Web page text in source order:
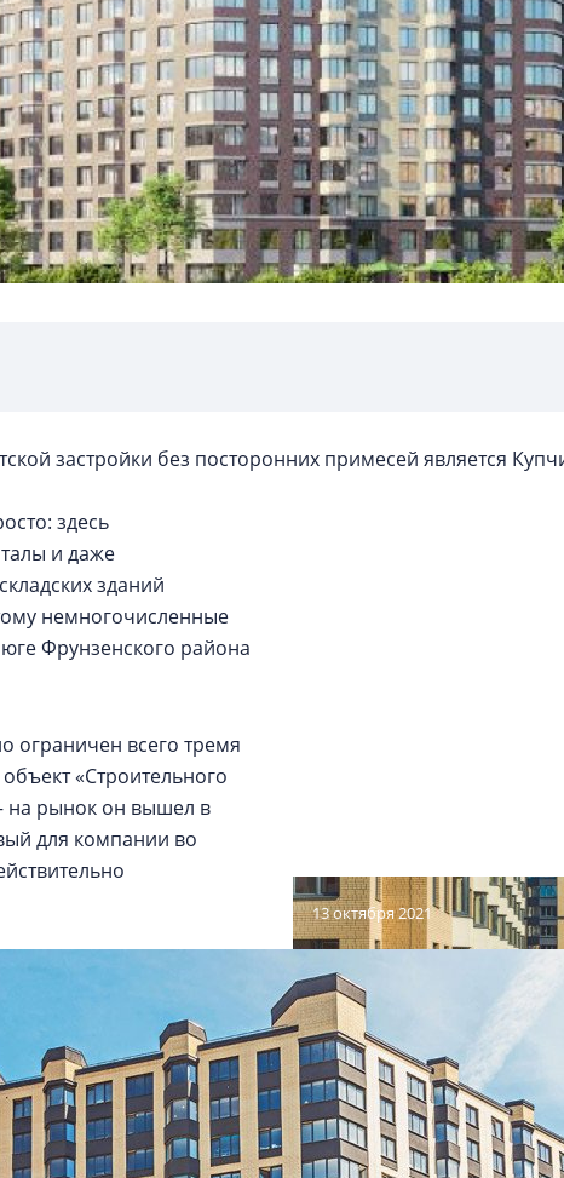
застройки без посторонних примесей является
13 октября 2021
Введены новые дома в
Купчино»
здесь
и даже
зданий
немногочисленные
Фрунзенского района
ограничен всего тремя
«Строительного
на рынок он вышел в
для компании во